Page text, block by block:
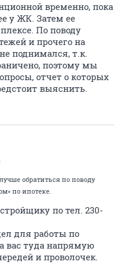
временно, пока
у ЖК. Затем ее
По поводу
и прочего на
поднимался, т.к.
поэтому мы
отчет о которых
выяснить.
обратиться по поводу
по ипотеке.
по тел. 230-
для работы по
вас туда напрямую
и проволочек.